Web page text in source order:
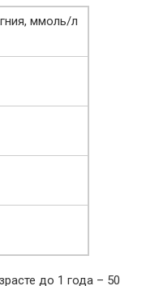
ммоль/л
до 1 года – 50